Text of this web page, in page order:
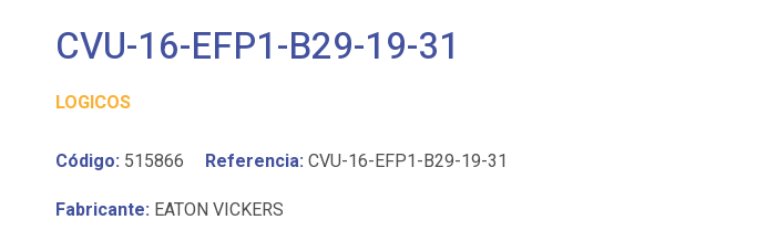
CVU-16-EFP1-B29-19-31
LOGICOS
Código: 515866 Referencia: CVU-16-EFP1-B29-19-31
Fabricante: EATON VICKERS